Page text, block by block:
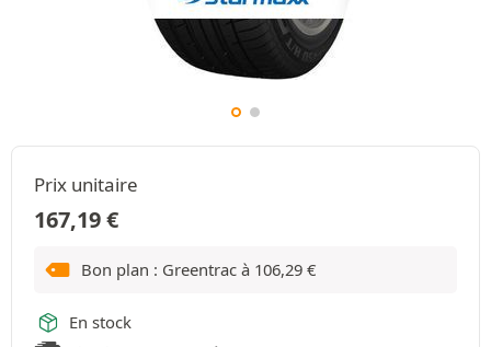
Prix unitaire
167,19€
Bon plan : Greentrac à 106,29 €
En stock